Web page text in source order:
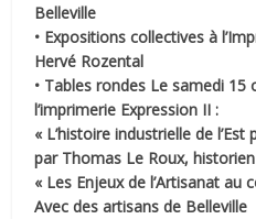
Belleville
• Expositions collectives à
Hervé Rozental
• Tables rondes Le samedi
l’imprimerie Expression II :
« L’histoire industrielle de l’Est
par Thomas Le Roux, historien
« Les Enjeux de l’Artisanat au
Avec des artisans de Belleville